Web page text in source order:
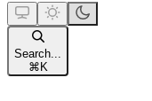
Search...
⌘ K